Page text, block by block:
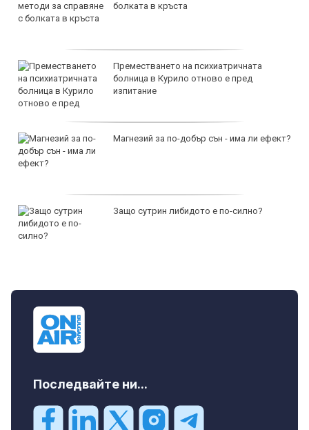
болката в кръста
Преместването на психиатричната
болница в Курило отново е пред
изпитание
Магнезий за по-добър сън - има ли ефект?
Защо сутрин либидото е по-силно?
Последвайте ни...